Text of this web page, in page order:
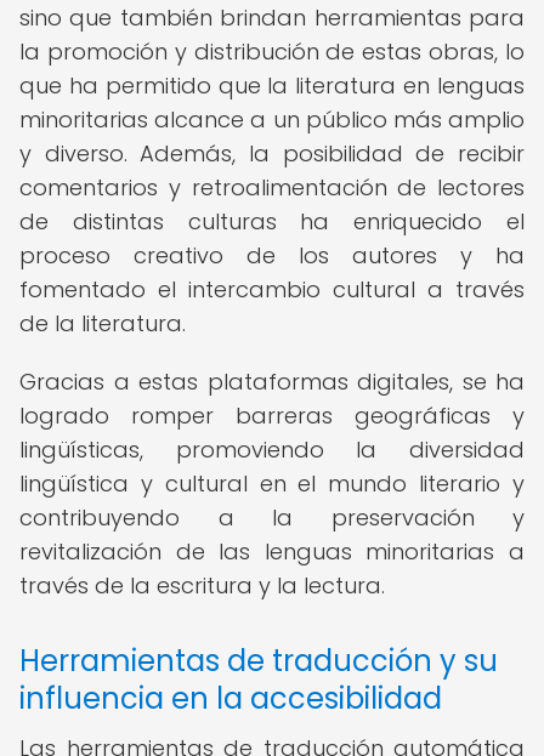
sino que también brindan herramientas para
la promoción y distribución de estas obras, lo
que ha permitido que la literatura en lenguas
minoritarias alcance a un público más amplio
y diverso. Además, la posibilidad de recibir
comentarios y retroalimentación de lectores
de distintas culturas ha enriquecido el
proceso creativo de los autores y ha
fomentado el intercambio cultural a través
de la literatura.
Gracias a estas plataformas digitales, se ha
logrado romper barreras geográficas y
lingüísticas, promoviendo la diversidad
lingüística y cultural en el mundo literario y
contribuyendo a la preservación y
revitalización de las lenguas minoritarias a
través de la escritura y la lectura.
Herramientas de traducción y su
influencia en la accesibilidad
Las herramientas de traducción automática